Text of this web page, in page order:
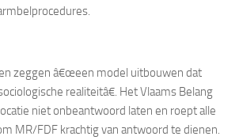
zeggen â€œeen model uitbouwen dat
realiteitâ€. Het Vlaams Belang
niet onbeantwoord laten en roept alle
MR/FDF krachtig van antwoord te dienen.